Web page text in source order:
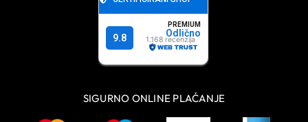
SIGURNO ONLINE PLAĆANJE